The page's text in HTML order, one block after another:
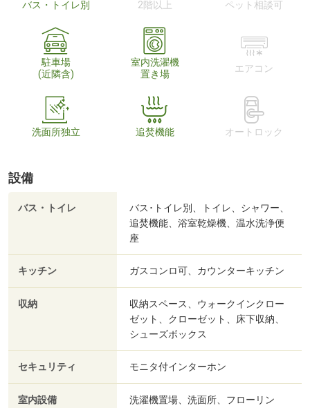
バス・トイレ別 2階以上 ペット相談可
駐車場
(近隣含)
室内洗濯機
置き場
エアコン
洗面所独立 追焚機能 オートロック
設備
バス・トイレ
バス･トイレ別、トイレ、シャワー、
追焚機能、浴室乾燥機、温水洗浄便
座
キッチン ガスコンロ可、カウンターキッチン
収納
収納スペース、ウォークインクロー
ゼット、クローゼット、床下収納、
シューズボックス
セキュリティ モニタ付インターホン
室内設備
洗濯機置場、洗面所、フローリン